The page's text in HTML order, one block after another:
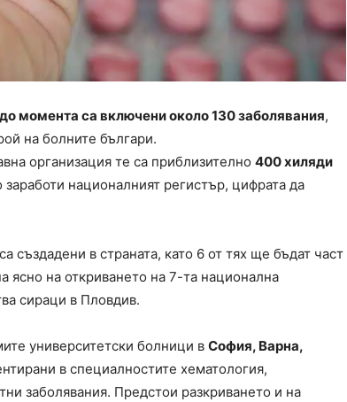
момента са включени около 130 заболявания,
на болните българи.
организация те са приблизително 400 хиляди
националният регистър, цифрата да
са създадени в страната, като 6 от тях ще бъдат част
ясно на откриването на 7-та национална
сираци в Пловдив.
университетски болници в София, Варна,
в специалностите хематология,
заболявания. Предстои разкриването и на